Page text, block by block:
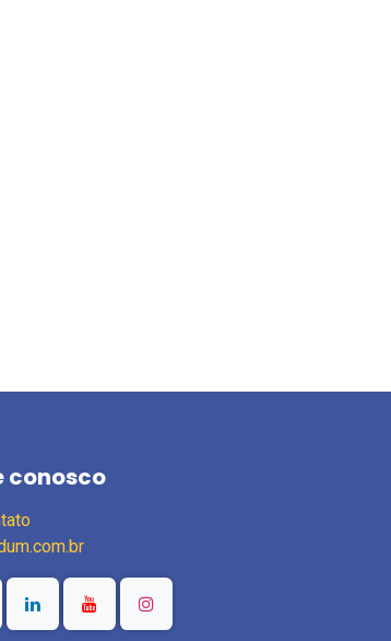
conosco